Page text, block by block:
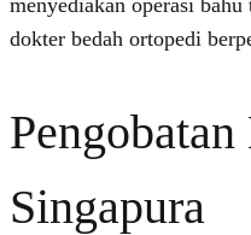
dokter bedah ortopedi
Singapura